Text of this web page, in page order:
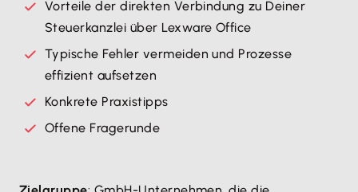
Vorteile der direkten Verbindung zu Deiner
Steuerkanzlei über Lexware Office
Typische Fehler vermeiden und Prozesse
effizient aufsetzen
Konkrete Praxistipps
Offene Fragerunde